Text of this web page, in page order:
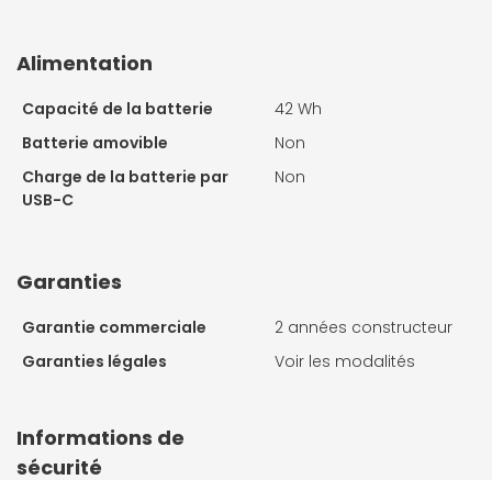
Alimentation
Capacité de la batterie
42 Wh
Batterie amovible
Non
Charge de la batterie par
USB-C
Non
Garanties
Garantie commerciale
2 années constructeur
Garanties légales
Voir les modalités
Informations de
sécurité